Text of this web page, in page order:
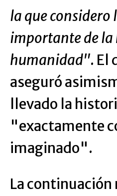
la que
importante de la
humanidad". El
aseguró
llevado la
"exactamente
imaginado".
La continuación